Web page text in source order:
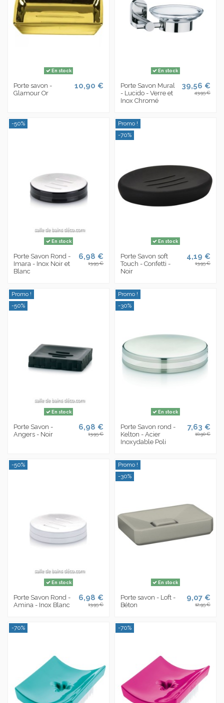
En stock
Porte savon -
Glamour Or
10,90 €
En stock
Porte Savon Mural
- Lucido - Verre et
Inox Chromé
39,56 €
43,95 €
-50%
En stock
Porte Savon Rond -
Imara - Inox Noir et
Blanc
6,98 €
13,95 €
Promo !
-70%
En stock
Porte Savon soft
Touch - Confetti -
Noir
4,19 €
13,95 €
Promo !
-50%
En stock
Porte Savon -
Angers - Noir
6,98 €
13,95 €
Promo !
-30%
En stock
Porte Savon rond -
Kelton - Acier
Inoxydable Poli
7,63 €
10,90 €
-50%
En stock
Porte Savon Rond -
Amina - Inox Blanc
6,98 €
13,95 €
Promo !
-30%
En stock
Porte savon - Loft -
Béton
9,07 €
12,95 €
-70% -70%